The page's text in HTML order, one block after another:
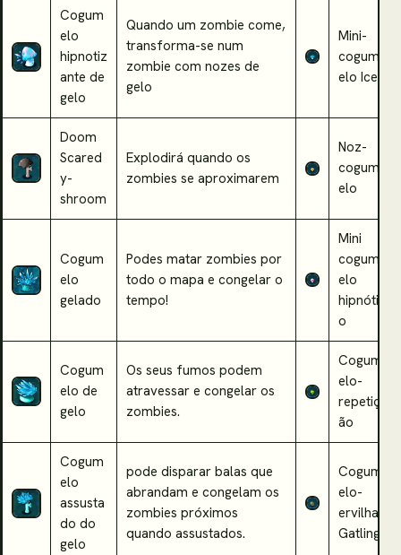
Cogum
elo
hipnotiz
ante de
gelo
Quando um zombie come,
transforma-se num
zombie com nozes de
gelo
Mini-
cogum
elo Ice
Doom
Scared
y-
shroom
Explodirá quando os
zombies se aproximarem
Noz-
cogum
elo
Cogum
elo
gelado
Podes matar zombies por
todo o mapa e congelar o
tempo!
Mini
cogum
elo
hipnótic
o
Cogum
elo de
gelo
Os seus fumos podem
atravessar e congelar os
zombies.
Cogum
elo-
repetiç
ão
Cogum
elo
assusta
do do
gelo
pode disparar balas que
abrandam e congelam os
zombies próximos
quando assustados.
Cogum
elo-
ervilha
Gatling